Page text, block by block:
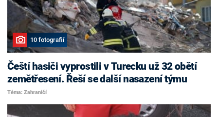
10 fotografií
Čeští hasiči vyprostili v Turecku už 32 obětí
zemětřesení. Řeší se další nasazení týmu
Téma: Zahraničí